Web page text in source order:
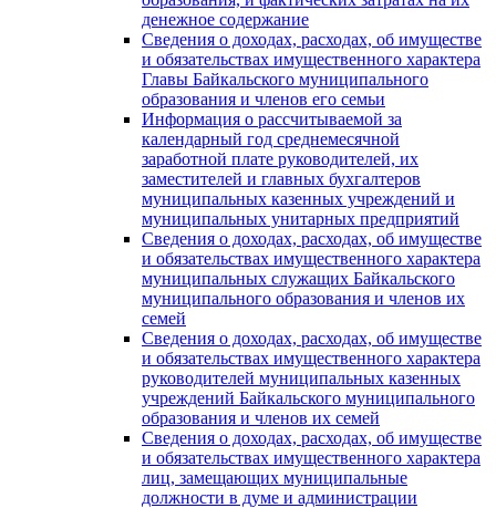
денежное содержание
Сведения о доходах, расходах, об имуществе
и обязательствах имущественного характера
Главы Байкальского муниципального
образования и членов его семьи
Информация о рассчитываемой за
календарный год среднемесячной
заработной плате руководителей, их
заместителей и главных бухгалтеров
муниципальных казенных учреждений и
муниципальных унитарных предприятий
Сведения о доходах, расходах, об имуществе
и обязательствах имущественного характера
муниципальных служащих Байкальского
муниципального образования и членов их
семей
Сведения о доходах, расходах, об имуществе
и обязательствах имущественного характера
руководителей муниципальных казенных
учреждений Байкальского муниципального
образования и членов их семей
Сведения о доходах, расходах, об имуществе
и обязательствах имущественного характера
лиц, замещающих муниципальные
должности в думе и администрации